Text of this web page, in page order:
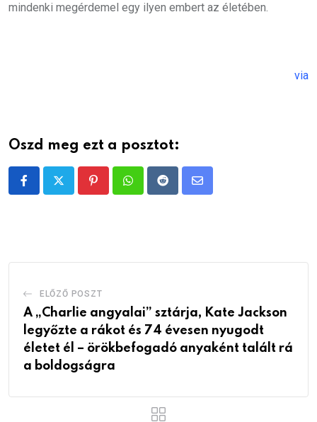
mindenki megérdemel egy ilyen embert az életében.
via
Oszd meg ezt a posztot:
PinterestWhatsappRedditShare
ELŐZŐ POSZT
A „Charlie angyalai” sztárja, Kate Jackson
legyőzte a rákot és 74 évesen nyugodt
életet él – örökbefogadó anyaként talált rá
a boldogságra